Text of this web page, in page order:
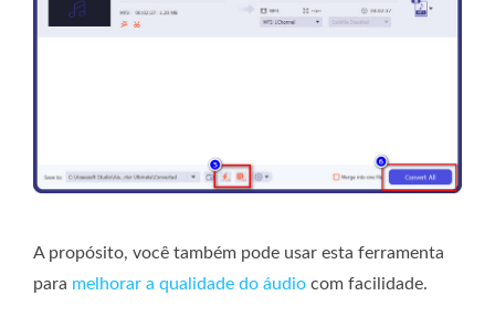
A propósito, você também pode usar esta ferramenta
para melhorar a qualidade do áudio com facilidade.